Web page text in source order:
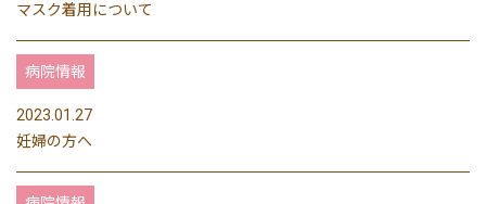
マスク着用について
病院情報
2023.01.27
妊婦の方へ